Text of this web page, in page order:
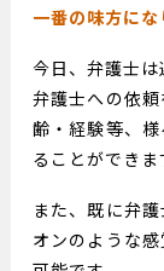
一番の味方にな
今日、弁護士は
弁護士への依
齢・経験等、
ることができま
また、既に弁
オンのような